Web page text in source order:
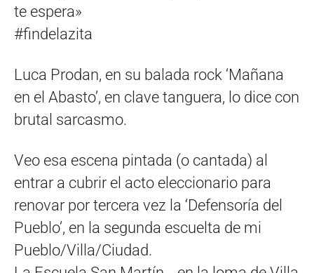
te espera»
#findelazita
Luca Prodan, en su balada rock ‘Mañana
en el Abasto’, en clave tanguera, lo dice con
brutal sarcasmo.
Veo esa escena pintada (o cantada) al
entrar a cubrir el acto eleccionario para
renovar por tercera vez la ‘Defensoría del
Pueblo’, en la segunda escuelta de mi
Pueblo/Villa/Ciudad.